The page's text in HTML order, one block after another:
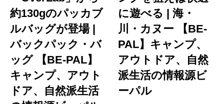
約130gのパッカブ
ルバッグが登場 |
バックパック・バ
ッグ 【BE-PAL】
キャンプ、アウト
ドア、自然派生活
に遊べる | 海・
川・カヌー 【BE-
PAL】キャンプ、
アウトドア、自然
派生活の情報源ビ
ーパル